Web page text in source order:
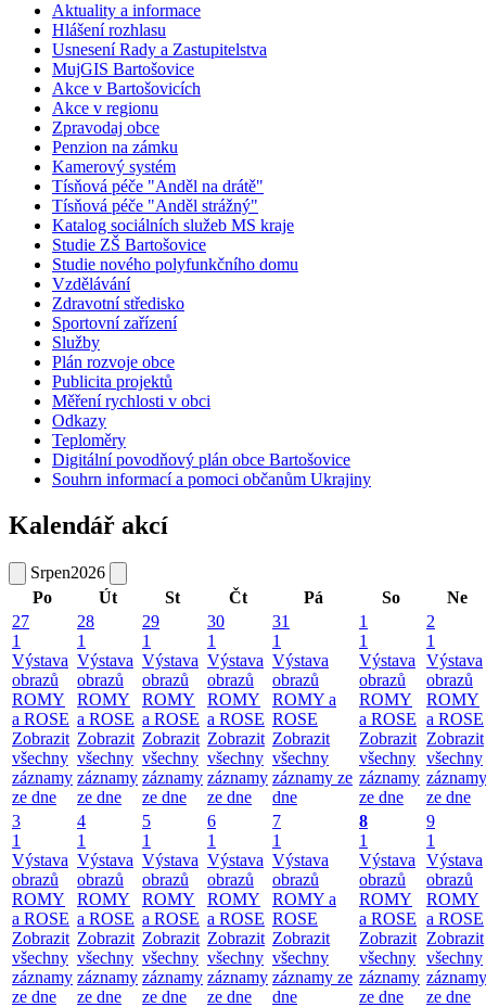
Aktuality a informace
Hlášení rozhlasu
Usnesení Rady a Zastupitelstva
MujGIS Bartošovice
Akce v Bartošovicích
Akce v regionu
Zpravodaj obce
Penzion na zámku
Kamerový systém
Tísňová péče "Anděl na drátě"
Tísňová péče "Anděl strážný"
Katalog sociálních služeb MS kraje
Studie ZŠ Bartošovice
Studie nového polyfunkčního domu
Vzdělávání
Zdravotní středisko
Sportovní zařízení
Služby
Plán rozvoje obce
Publicita projektů
Měření rychlosti v obci
Odkazy
Teploměry
Digitální povodňový plán obce Bartošovice
Souhrn informací a pomoci občanům Ukrajiny
Kalendář akcí
Srpen2026
Po
Út St Čt Pá So
Ne
27
1
Výstava
obrazů
ROMY
a ROSE
Zobrazit
všechny
záznamy
ze dne
28
1
Výstava
obrazů
ROMY
a ROSE
Zobrazit
všechny
záznamy
ze dne
29
1
Výstava
obrazů
ROMY
a ROSE
Zobrazit
všechny
záznamy
ze dne
30
1
Výstava
obrazů
ROMY
a ROSE
Zobrazit
všechny
záznamy
ze dne
31
1
Výstava
obrazů
ROMY a
ROSE
Zobrazit
všechny
záznamy ze
dne
1
1
Výstava
obrazů
ROMY
a ROSE
Zobrazit
všechny
záznamy
ze dne
2
1
Výstava
obrazů
ROMY
a ROSE
Zobrazit
všechny
záznamy
ze dne
3
1
Výstava
obrazů
ROMY
a ROSE
Zobrazit
všechny
záznamy
ze dne
4
1
Výstava
obrazů
ROMY
a ROSE
Zobrazit
všechny
záznamy
ze dne
5
1
Výstava
obrazů
ROMY
a ROSE
Zobrazit
všechny
záznamy
ze dne
6
1
Výstava
obrazů
ROMY
a ROSE
Zobrazit
všechny
záznamy
ze dne
7
1
Výstava
obrazů
ROMY a
ROSE
Zobrazit
všechny
záznamy ze
dne
8
1
Výstava
obrazů
ROMY
a ROSE
Zobrazit
všechny
záznamy
ze dne
9
1
Výstava
obrazů
ROMY
a ROSE
Zobrazit
všechny
záznamy
ze dne